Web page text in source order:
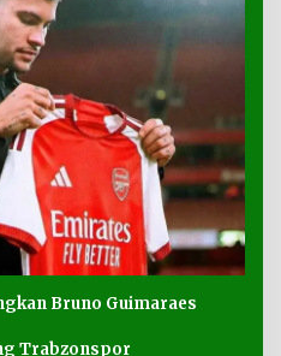
Bruno Guimaraes
Trabzonspor